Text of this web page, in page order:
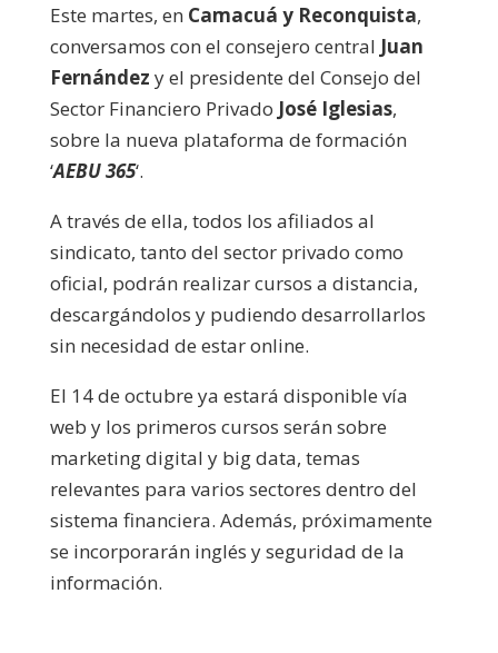
Este martes, en Camacuá y Reconquista,
conversamos con el consejero central Juan
Fernández y el presidente del Consejo del
Sector Financiero Privado José Iglesias,
sobre la nueva plataforma de formación
‘AEBU 365‘.
A través de ella, todos los afiliados al
sindicato, tanto del sector privado como
oficial, podrán realizar cursos a distancia,
descargándolos y pudiendo desarrollarlos
sin necesidad de estar online.
El 14 de octubre ya estará disponible vía
web y los primeros cursos serán sobre
marketing digital y big data, temas
relevantes para varios sectores dentro del
sistema financiera. Además, próximamente
se incorporarán inglés y seguridad de la
información.